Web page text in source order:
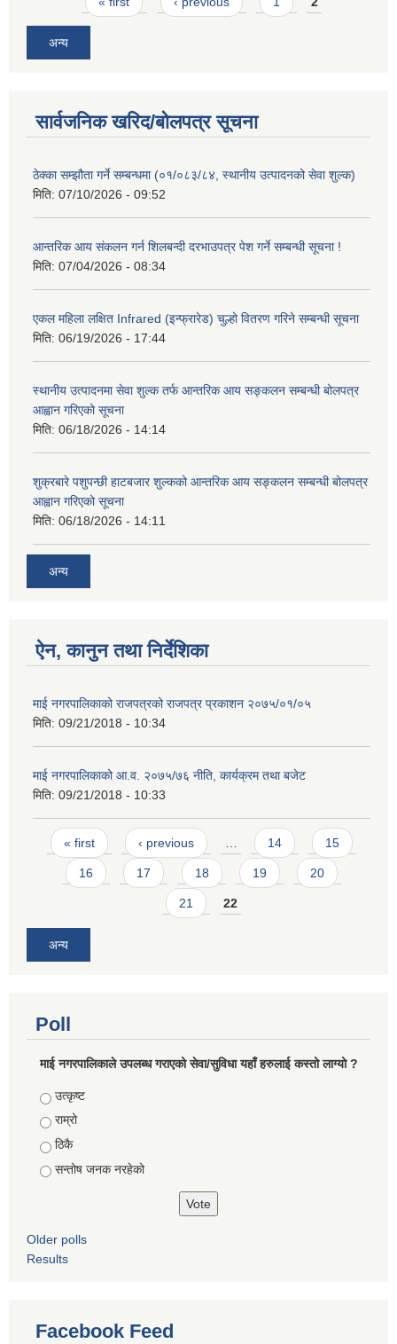
अन्य
सार्वजनिक खरिद/बोलपत्र सूचना
ठेक्का सम्झौता गर्ने सम्बन्धमा (०१/०८३/८४, स्थानीय उत्पादनको सेवा शुल्क)
मिति: 07/10/2026 - 09:52
आन्तरिक आय संकलन गर्न शिलबन्दी दरभाउपत्र पेश गर्ने सम्बन्धी सूचना !
मिति: 07/04/2026 - 08:34
एकल महिला लक्षित Infrared (इन्फ्रारेड) चुल्हो वितरण गरिने सम्बन्धी सूचना
मिति: 06/19/2026 - 17:44
स्थानीय उत्पादनमा सेवा शुल्क तर्फ आन्तरिक आय सङ्कलन सम्बन्धी बोलपत्र
आह्वान गरिएको सूचना
मिति: 06/18/2026 - 14:14
शुक्रबारे पशुपन्छी हाटबजार शुल्कको आन्तरिक आय सङ्कलन सम्बन्धी बोलपत्र
आह्वान गरिएको सूचना
मिति: 06/18/2026 - 14:11
अन्य
ऐन, कानुन तथा निर्देशिका
माई नगरपालिकाको राजपत्रको राजपत्र प्रकाशन २०७५/०१/०५
मिति: 09/21/2018 - 10:34
माई नगरपालिकाको आ.व. २०७५/७६ नीति, कार्यक्रम तथा बजेट
मिति: 09/21/2018 - 10:33
Pages
« first ‹ previous … 14 15
16 17 18 19 20
21 22
अन्य
Poll
माई नगरपालिकाले उपलब्ध गराएको सेवा/सुविधा यहाँ हरुलाई कस्तो लाग्यो ?
Choices
उत्कृष्ट
राम्रो
ठिकै
सन्तोष जनक नरहेको
Older polls
Results
Facebook Feed